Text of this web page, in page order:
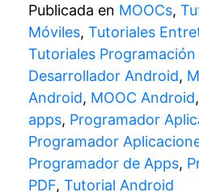
Publicada en MOOCs,
Móviles, Tutoriales
Tutoriales Programación
Desarrollador Android,
Android, MOOC Android,
apps, Programador
Programador
Programador de Apps,
PDF, Tutorial Android